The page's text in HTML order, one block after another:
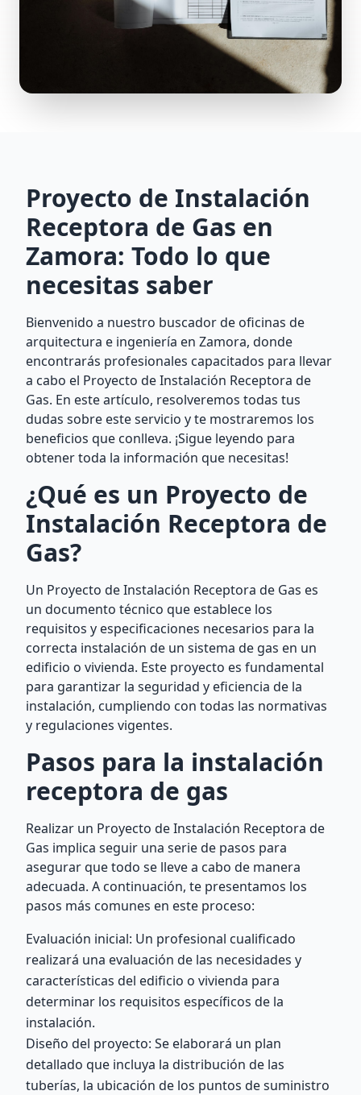
Proyecto de Instalación
Receptora de Gas en
Zamora: Todo lo que
necesitas saber
Bienvenido a nuestro buscador de oficinas de
arquitectura e ingeniería en Zamora, donde
encontrarás profesionales capacitados para llevar
a cabo el Proyecto de Instalación Receptora de
Gas. En este artículo, resolveremos todas tus
dudas sobre este servicio y te mostraremos los
beneficios que conlleva. ¡Sigue leyendo para
obtener toda la información que necesitas!
¿Qué es un Proyecto de
Instalación Receptora de
Gas?
Un Proyecto de Instalación Receptora de Gas es
un documento técnico que establece los
requisitos y especificaciones necesarios para la
correcta instalación de un sistema de gas en un
edificio o vivienda. Este proyecto es fundamental
para garantizar la seguridad y eficiencia de la
instalación, cumpliendo con todas las normativas
y regulaciones vigentes.
Pasos para la instalación
receptora de gas
Realizar un Proyecto de Instalación Receptora de
Gas implica seguir una serie de pasos para
asegurar que todo se lleve a cabo de manera
adecuada. A continuación, te presentamos los
pasos más comunes en este proceso:
Evaluación inicial: Un profesional cualificado
realizará una evaluación de las necesidades y
características del edificio o vivienda para
determinar los requisitos específicos de la
instalación.
Diseño del proyecto: Se elaborará un plan
detallado que incluya la distribución de las
tuberías, la ubicación de los puntos de suministro